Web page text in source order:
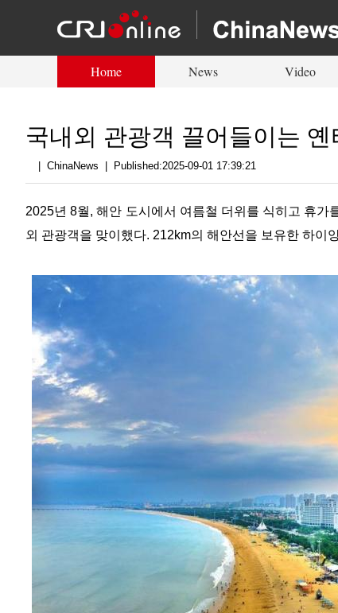
Home News Video
국내외 관광객 끌어들이는
ChinaNews Published:2025-09-01 17:39:21
2025년 8월, 해안 도시에서 여름철 더위를 식히고 휴
외 관광객을 맞이했다. 212km의 해안선을 보유한 하이